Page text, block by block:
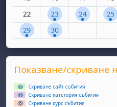
Няма събития, понеделник,
22 1 събитие,
23 1 събитие,
24 125
1 събитие, понеделник, 29
29 1 събитие, вторник,
30
Supplementary
Прескочи Показване/скриване
Показване/скриване
Скриване сайт събития
Скриване категория събития
Скриване курс събития